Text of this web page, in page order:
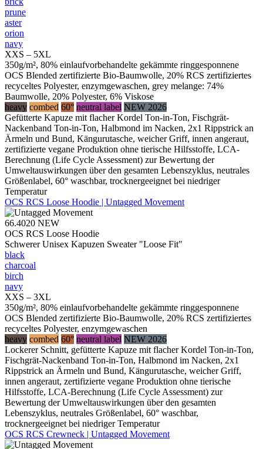
prune
aster
orion
navy
XXS – 5XL
350g/m², 80% einlaufvorbehandelte gekämmte ringgesponnene
OCS Blended zertifizierte Bio-Baumwolle, 20% RCS zertifiziertes
recyceltes Polyester, enzymgewaschen, grey melange: 74%
Baumwolle, 20% Polyester, 6% Viskose
heavy combed 60° neutral label NEW 2026
Gefütterte Kapuze mit flacher Kordel Ton-in-Ton, Fischgrät-
Nackenband Ton-in-Ton, Halbmond im Nacken, 2x1 Rippstrick an
Ärmeln und Bund, Kängurutasche, weicher Griff, innen angeraut,
zertifizierte vegane Produktion ohne tierische Hilfsstoffe, LCA-
Berechnung (Life Cycle Assessment) zur Bewertung der
Umweltauswirkungen über den gesamten Lebenszyklus, neutrales
Größenlabel, 60° waschbar, trocknergeeignet bei niedriger
Temperatur
OCS RCS Loose Hoodie | Untagged Movement
66.4020 NEW
OCS RCS Loose Hoodie
Schwerer Unisex Kapuzen Sweater "Loose Fit"
black
charcoal
birch
navy
XXS – 3XL
350g/m², 80% einlaufvorbehandelte gekämmte ringgesponnene
OCS Blended zertifizierte Bio-Baumwolle, 20% RCS zertifiziertes
recyceltes Polyester, enzymgewaschen
heavy combed 60° neutral label NEW 2026
Lockerer Schnitt, gefütterte Kapuze mit flacher Kordel Ton-in-Ton,
Fischgrät-Nackenband Ton-in-Ton, Halbmond im Nacken, 2x1
Rippstrick an Ärmeln und Bund, Kängurutasche, weicher Griff,
innen angeraut, zertifizierte vegane Produktion ohne tierische
Hilfsstoffe, LCA-Berechnung (Life Cycle Assessment) zur
Bewertung der Umweltauswirkungen über den gesamten
Lebenszyklus, neutrales Größenlabel, 60° waschbar,
trocknergeeignet bei niedriger Temperatur
OCS RCS Crewneck | Untagged Movement